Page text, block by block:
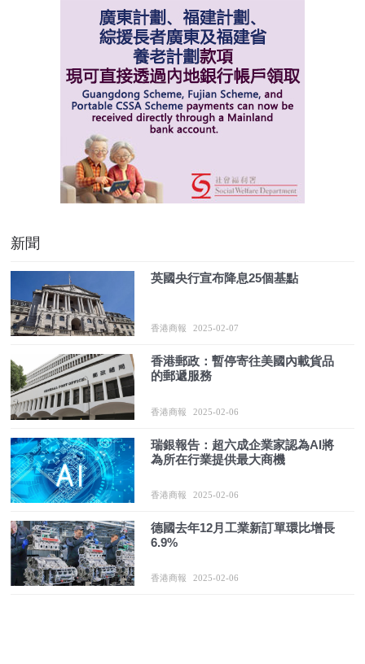
新聞
英國央行宣布降息25個基點
香港商報 2025-02-07
香港郵政：暫停寄往美國內載貨品
的郵遞服務
香港商報 2025-02-06
瑞銀報告：超六成企業家認為AI將
為所在行業提供最大商機
香港商報 2025-02-06
德國去年12月工業新訂單環比增長
6.9%
香港商報 2025-02-06